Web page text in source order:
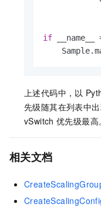
if __name__
上述代码中，以
先级随其在列表中
vSwitch 优先级最高。
相关文档